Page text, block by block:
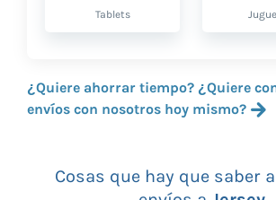
Tablets
¿Quiere ahorrar tiempo? ¿Quiere
envíos con nosotros hoy mismo?
Cosas que hay que saber